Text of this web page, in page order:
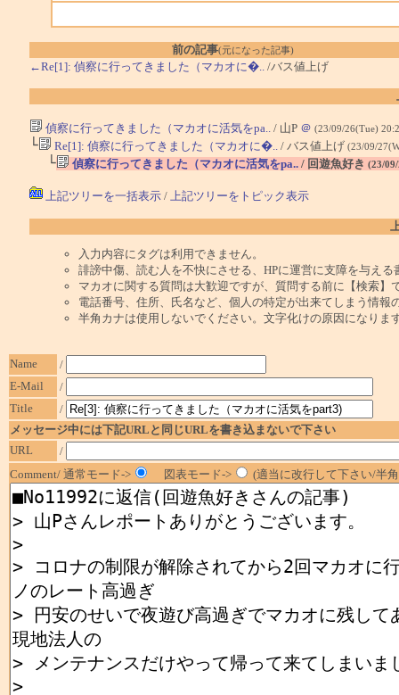
前の記事(元になった記事)
←Re[1]: 偵察に行ってきました（マカオに�.. /バス値上げ
偵察に行ってきました（マカオに活気をpa.. / 山P ＠ (23/09/26(Tue)
└ Re[1]: 偵察に行ってきました（マカオに�.. / バス値上げ (23/09/
└ 偵察に行ってきました（マカオに活気をpa../ 回遊魚好き (23/
上記ツリーを一括表示/ 上記ツリーをトピック表示
入力内容にタグは利用できません。
誹謗中傷、読む人を不快にさせる、HPに運営に支障を与え
マカオに関する質問は大歓迎ですが、質問する前に【検索】
電話番号、住所、氏名など、個人の特定が出来てしまう情報
半角カナは使用しないでください。文字化けの原因になりま
Name
/
E-Mail
/
Title
/
メッセージ中には下記URLと同じURLを書き込まないで下さい
URL
/
Comment/ 通常モード->
図表モード-> (適当に改行して下さい/半